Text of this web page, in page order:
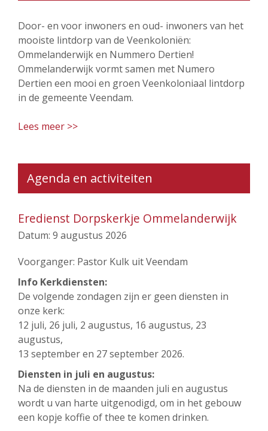
Door- en voor inwoners en oud- inwoners van het
mooiste lintdorp van de Veenkoloniën:
Ommelanderwijk en Nummero Dertien!
Ommelanderwijk vormt samen met Numero
Dertien een mooi en groen Veenkoloniaal lintdorp
in de gemeente Veendam.
Lees meer >>
Agenda en activiteiten
Eredienst Dorpskerkje Ommelanderwijk
Datum: 9 augustus 2026
Voorganger: Pastor Kulk uit Veendam
Info Kerkdiensten:
De volgende zondagen zijn er geen diensten in
onze kerk:
12 juli, 26 juli, 2 augustus, 16 augustus, 23
augustus,
13 september en 27 september 2026.
Diensten in juli en augustus:
Na de diensten in de maanden juli en augustus
wordt u van harte uitgenodigd, om in het gebouw
een kopje koffie of thee te komen drinken.